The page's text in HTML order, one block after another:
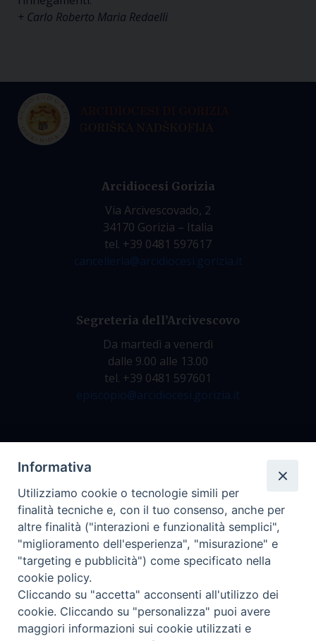
+ Carlo Roberto Maria Redaelli
Arcidiocesi Gorizia
Via Arcivescovado, 2
34170 Gorizia – Italia
tel. +39 0481 597617
cancelleria@arcidiocesi.gorizia.it
Segreteria dell’Arcivescovo
Da martedì a venerdì
dalle 9.00 alle 13.00
tel. +39 0481 597601
episcopio@arcidiocesi.gorizia.it
dalle 9.00 alle 12.30
tel. +39 0481 597628
archivio@arcidiocesi.gorizia.it
Ufficio Comunicazioni Sociali
tel. +39 0481 531663
ucs@arcidiocesi.gorizia.it
Informativa
Utilizziamo cookie o tecnologie simili per
finalità tecniche e, con il tuo consenso, anche per
altre finalità ("interazioni e funzionalità semplici",
"miglioramento dell'esperienza", "misurazione" e
"targeting e pubblicità") come specificato nella
cookie policy.
Cliccando su "accetta" acconsenti all'utilizzo dei
cookie. Cliccando su "personalizza" puoi avere
maggiori informazioni sui cookie utilizzati e